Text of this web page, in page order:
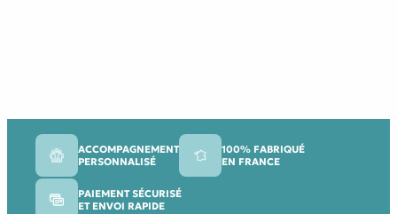
ACCOMPAGNEMENT
PERSONNALISÉ
100% FABRIQUÉ
EN FRANCE
PAIEMENT SÉCURISÉ
ET ENVOI RAPIDE